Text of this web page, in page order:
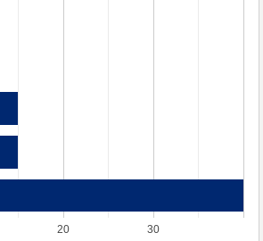
20 30